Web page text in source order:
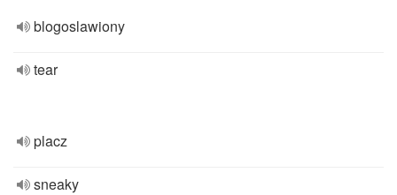
blogoslawiony
tear
placz
sneaky